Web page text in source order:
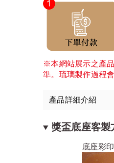
※本網站展示之產
準。琉璃製作過程
產品詳細介紹
獎盃底座客製
底座彩